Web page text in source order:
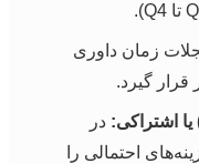
زمان داوری
قرار گیرد.
در
احتمالی را